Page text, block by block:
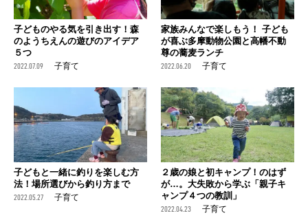
子どものやる気を引き出す！森
のようちえんの遊びのアイデア
５つ
2022.07.09 子育て
家族みんなで楽しもう！ 子ども
が喜ぶ多摩動物公園と高幡不動
尊の蕎麦ランチ
2022.06.20 子育て
子どもと一緒に釣りを楽しむ方
法！場所選びから釣り方まで
2022.05.27 子育て
２歳の娘と初キャンプ！のはず
が…。大失敗から学ぶ「親子キ
ャンプ４つの教訓」
2022.04.23 子育て